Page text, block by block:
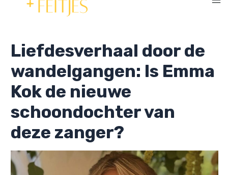
Liefdesverhaal door de
wandelgangen: Is Emma
Kok de nieuwe
schoondochter van
deze zanger?